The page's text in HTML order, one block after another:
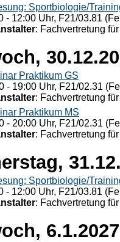
Sportbiologie/
- 12:00 Uhr, F21/03.81
: Fachvertretung
Praktikum GS
- 19:00 Uhr, F21/02.31
: Fachvertretung
Praktikum MS
- 20:00 Uhr, F21/02.31
: Fachvertretung
Sportbiologie/
- 12:00 Uhr, F21/03.81
: Fachvertretung
6.1.2027